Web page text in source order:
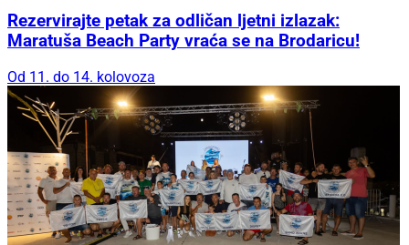
Rezervirajte petak za odličan ljetni izlazak:
Maratuša Beach Party vraća se na Brodaricu!
Od 11. do 14. kolovoza